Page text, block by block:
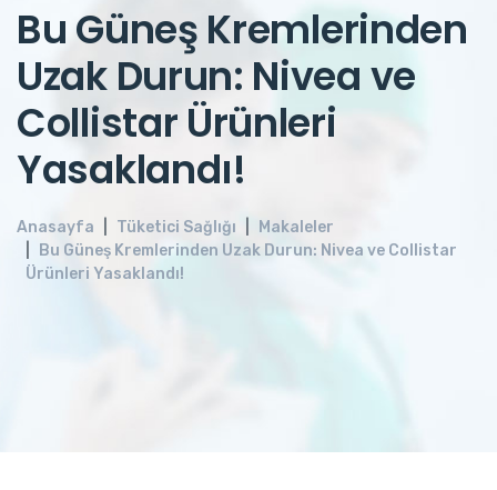
Bu Güneş Kremlerinden
Uzak Durun: Nivea ve
Collistar Ürünleri
Yasaklandı!
Anasayfa Tüketici Sağlığı
Makaleler
Bu Güneş Kremlerinden Uzak Durun: Nivea ve Collistar
Ürünleri Yasaklandı!